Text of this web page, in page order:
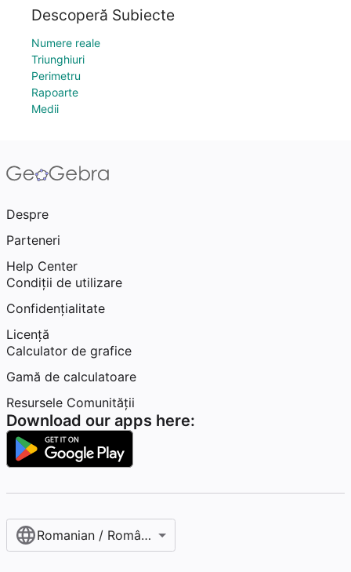
Descoperă Subiecte
Numere reale
Triunghiuri
Perimetru
Rapoarte
Medii
Despre
Parteneri
Help Center
Condiţii de utilizare
Confidențialitate
Licență
Calculator de grafice
Gamă de calculatoare
Resursele Comunității
Download our apps here:
Romanian / Română‎